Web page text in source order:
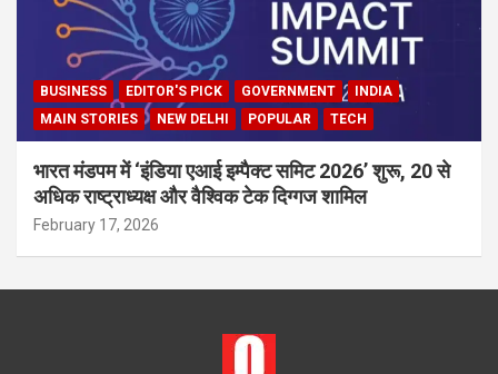
BUSINESS EDITOR'S PICK GOVERNMENT
INDIA
MAIN STORIES
NEW DELHI POPULAR TECH
भारत मंडपम में ‘इंडिया एआई इम्पैक्ट समिट 2026’ शुरू, 20 से
अधिक राष्ट्राध्यक्ष और वैश्विक टेक दिग्गज शामिल
February 17, 2026